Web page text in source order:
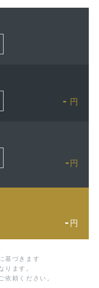
- 円
- 円
- 円
基づきます
ります。
依頼ください。